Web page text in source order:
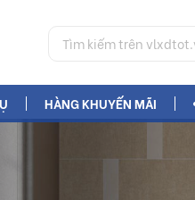
HÀNG KHUYẾN MÃI